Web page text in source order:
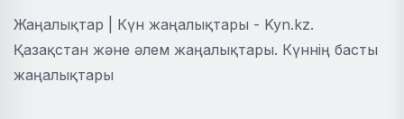
Жаңалықтар | Күн жаңалықтары - Kyn.kz.
Қазақстан және әлем жаңалықтары. Күннің басты
жаңалықтары